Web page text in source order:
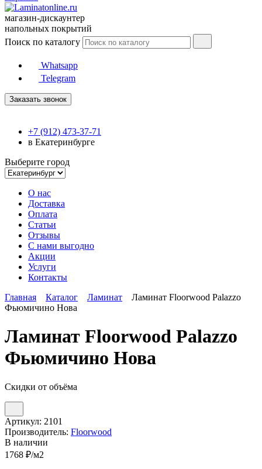
магазин-дискаунтер
напольных покрытий
Поиск по каталогу
Whatsapp
Telegram
Заказать звонок
+7 (912) 473-37-71
в Екатеринбурге
Выберите город
О нас
Доставка
Оплата
Статьи
Отзывы
С нами выгодно
Акции
Услуги
Контакты
Главная
Каталог Ламинат
Ламинат Floorwood Palazzo
Фьюмичино Нова
Ламинат Floorwood Palazzo
Фьюмичино Нова
Скидки от объёма
Артикул: 2101
Производитель: Floorwood
В наличии
1768 ₽/м2